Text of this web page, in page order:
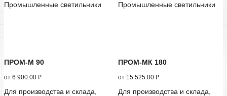
Промышленные светильники
Промышленные светильники
ПРОМ-М 90
от 6 900.00 ₽
Для производства и склада,
ПРОМ-МК 180
от 15 525.00 ₽
Для производства и склада,